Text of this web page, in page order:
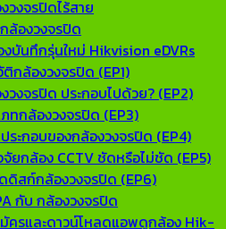
วงจรปิดไร้สาย
ล้องวงจรปิด
งบันทึกรุ่นใหม่ Hikvision eDVRs
ติกล้องวงจรปิด (EP1)
วงจรปิด ประกอบไปด้วย? (EP2)
ภทกล้องวงจรปิด (EP3)
ระกอบของกล้องวงจรปิด (EP4)
จัยกล้อง CCTV ชัดหรือไม่ชัด (EP5)
ดิสก์กล้องวงจรปิด (EP6)
กับ กล้องวงจรปิด
ครและดาวน์โหลดแอพดูกล้อง Hik-